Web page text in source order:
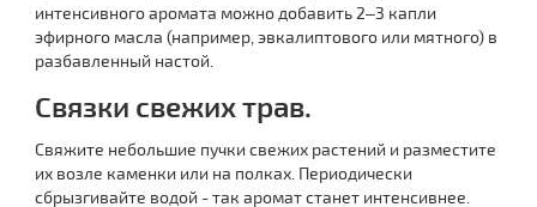
интенсивного аромата можно добавить 2–3 капли
эфирного масла (например, эвкалиптового или мятного) в
разбавленный настой.
Связки свежих трав.
Свяжите небольшие пучки свежих растений и разместите
их возле каменки или на полках. Периодически
сбрызгивайте водой - так аромат станет интенсивнее.